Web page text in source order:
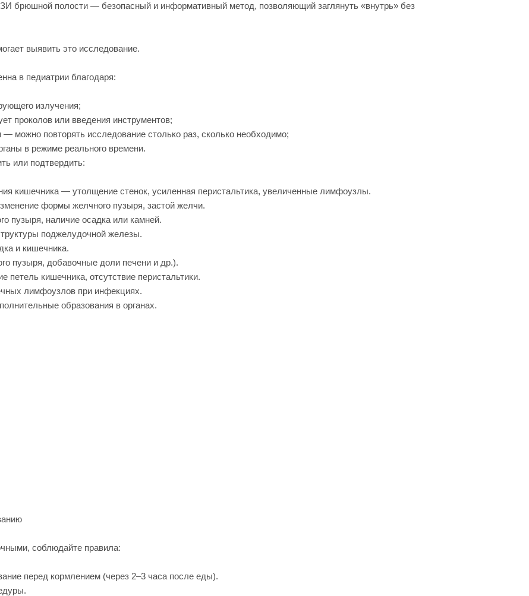
брюшной полости — безопасный и информативный метод, позволяющий заглянуть «внутрь» без
выявить это исследование.
в педиатрии благодаря:
излучения;
проколов или введения инструментов;
можно повторять исследование столько раз, сколько необходимо;
в режиме реального времени.
или подтвердить:
кишечника — утолщение стенок, усиленная перистальтика, увеличенные лимфоузлы.
формы желчного пузыря, застой желчи.
пузыря, наличие осадка или камней.
поджелудочной железы.
и кишечника.
пузыря, добавочные доли печени и др.).
кишечника, отсутствие перистальтики.
лимфоузлов при инфекциях.
образования в органах.
соблюдайте правила:
перед кормлением (через 2–3 часа после еды).